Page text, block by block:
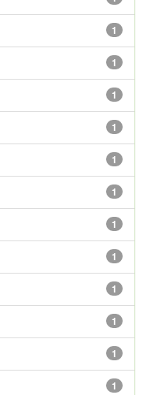
1
1
1
1
1
1
1
1
1
1
1
1